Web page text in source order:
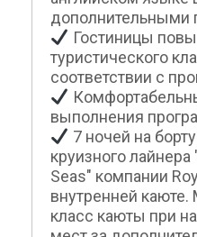
дополнительными
Гостиницы
туристического
соответствии с
выполнения
7 ночей на
круизного
Seas" компании
внутренней
класс каюты при